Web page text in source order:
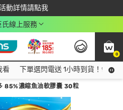
動詳情請點我
最高回饋$350
氏線上服務
0
看 下單選閃電送 1小時到貨！領神
85%濃縮魚油軟膠囊 30粒